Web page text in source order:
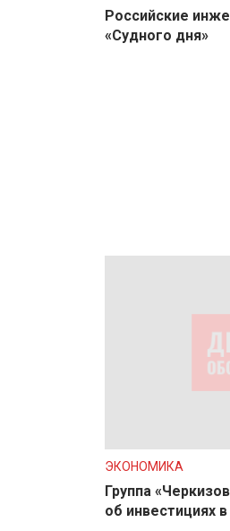
Российские
«Судного дня»
ЭКОНОМИКА
Группа
об инвестициях